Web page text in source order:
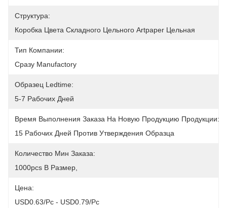
Структура:
Коробка Цвета Складного Цельного Artpaper Цельная
Тип Компании:
Сразу Manufactory
Образец Ledtime:
5-7 Рабочих Дней
Время Выполнения Заказа На Новую Продукцию Продукции:
15 Рабочих Дней Против Утверждения Образца
Количество Мин Заказа:
1000pcs В Размер,
Цена:
USD0.63/pc - USD0.79/pc